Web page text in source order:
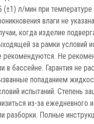
(±1) л/мин при
влаги не
когда изделие
за рамки условий
рекомендуются. Не
в бассейне. Гарантия не
попаданием
испытаний. Степень
из-за ежедневного
разборки. Полные